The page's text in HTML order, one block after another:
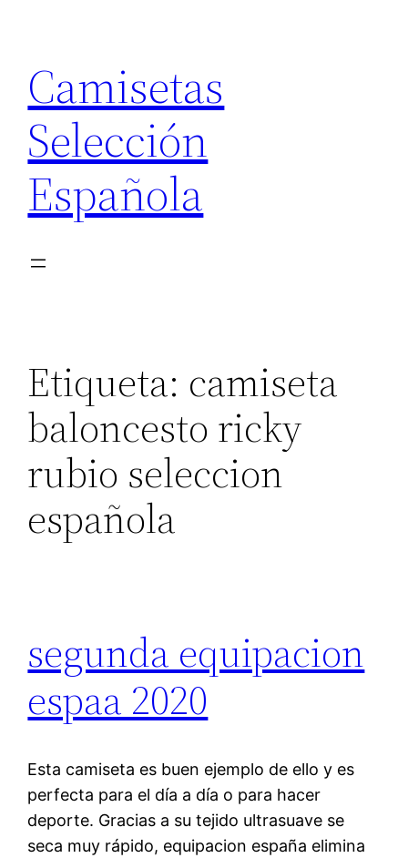
contenido
Camisetas
Selección
Española
Etiqueta: camiseta
baloncesto ricky
rubio seleccion
española
segunda equipacion
espaa 2020
Esta camiseta es buen ejemplo de ello y es
perfecta para el día a día o para hacer
deporte. Gracias a su tejido ultrasuave se
seca muy rápido, equipacion españa elimina